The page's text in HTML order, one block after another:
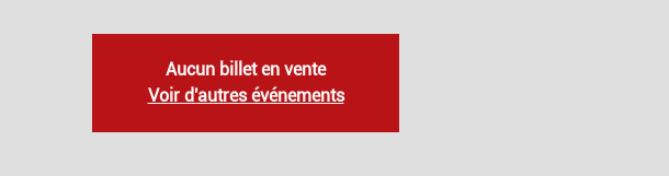
Aucun billet en vente
Voir d'autres événements